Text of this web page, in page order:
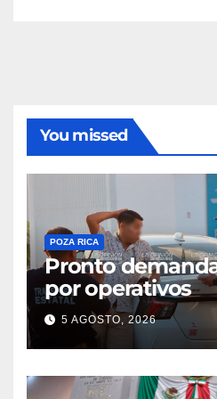
You missed
POZA RICA
Pronto
por operativos
5 AGOSTO, 2026